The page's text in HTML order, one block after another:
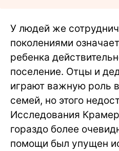
У людей же
поколениями
ребенка
поселение. Отцы и
играют важную роль
семей, но этого
Исследования
гораздо более
помощи был упущен